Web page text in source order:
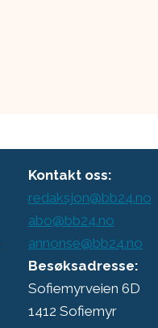
Kontakt oss:
redaksjon@bb24.no
abo@bb24.no
annonse@bb24.no
Besøksadresse:
Sofiemyrveien 6D
1412 Sofiemyr